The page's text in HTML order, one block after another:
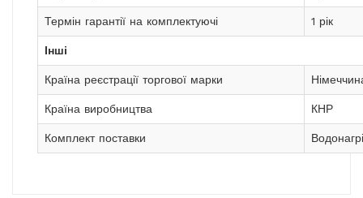
Термін гарантії на комплектуючі 1 рік
Інші
Країна реєстрації торгової марки
Країна виробництва КНР
Комплект поставки